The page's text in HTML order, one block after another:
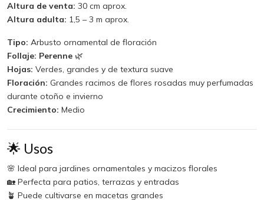
Altura de venta: 30 cm aprox.
Altura adulta: 1,5 – 3 m aprox.
Tipo: Arbusto ornamental de floración
Follaje: Perenne🌿
Hojas: Verdes, grandes y de textura suave
Floración: Grandes racimos de flores rosadas muy perfumadas
durante otoño e invierno
Crecimiento: Medio
🌟 Usos
🌸 Ideal para jardines ornamentales y macizos florales
🏡 Perfecta para patios, terrazas y entradas
🪴 Puede cultivarse en macetas grandes